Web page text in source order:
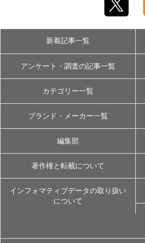
新着記事一覧
アンケート・調査の記事一覧
カテゴリー一覧
ブランド・メーカー一覧
編集部
著作権と転載について
インフォマティブデータの取り扱い
について